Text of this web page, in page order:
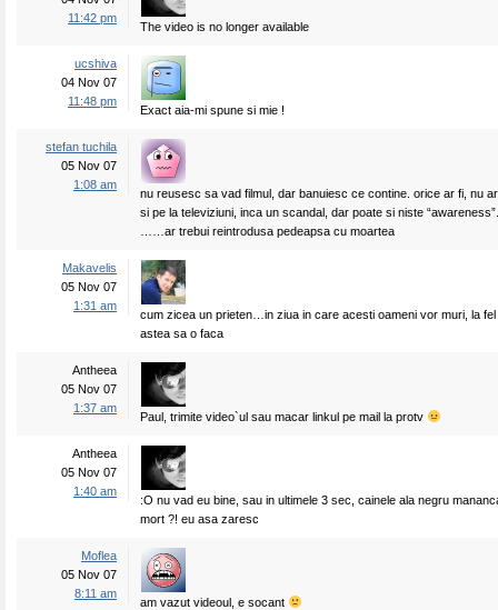
11:42 pm
The video is no longer available
ucshiva
04 Nov 07
11:48 pm
Exact aia-mi spune si mie !
stefan tuchila
05 Nov 07
1:08 am
nu reusesc sa vad filmul, dar banuiesc ce contine. orice ar fi, nu
si pe la televiziuni, inca un scandal, dar poate si niste “awareness”.
……ar trebui reintrodusa pedeapsa cu moartea
Makavelis
05 Nov 07
1:31 am
cum zicea un prieten…in ziua in care acesti oameni vor muri, la fel
astea sa o faca
Antheea
05 Nov 07
1:37 am
Paul, trimite video`ul sau macar linkul pe mail la protv
Antheea
05 Nov 07
1:40 am
:O nu vad eu bine, sau in ultimele 3 sec, cainele ala negru
mort ?! eu asa zaresc
Moflea
05 Nov 07
8:11 am
am vazut videoul, e socant